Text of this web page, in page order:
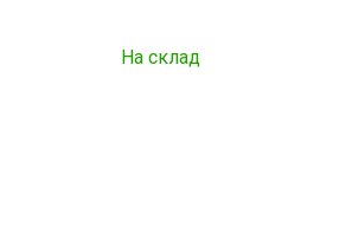
На склад